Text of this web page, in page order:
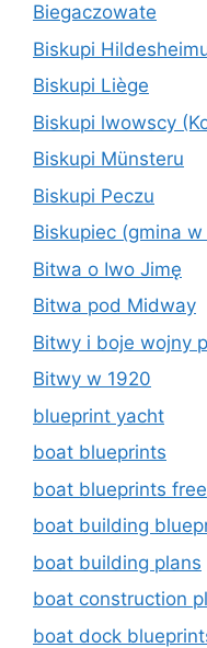
Biegaczowate
Biskupi
Biskupi Liège
Biskupi lwowscy
Biskupi Münsteru
Biskupi Peczu
Biskupiec (gmina
Bitwa o Iwo Jimę
Bitwa pod Midway
Bitwy i boje wojny
Bitwy w 1920
blueprint yacht
boat blueprints
boat blueprints free
boat building
boat building plans
boat construction
boat dock